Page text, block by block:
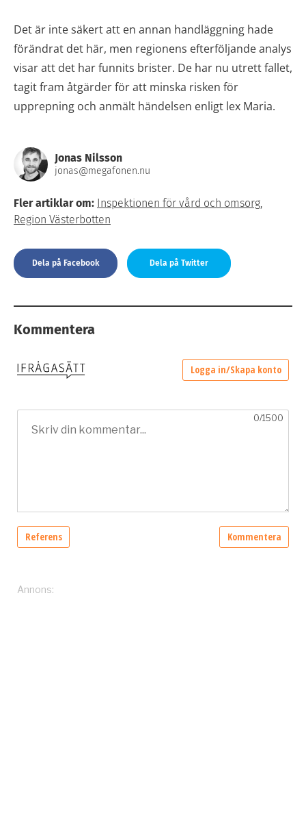
Det är inte säkert att en annan handläggning hade
förändrat det här, men regionens efterföljande analys
visar att det har funnits brister. De har nu utrett fallet,
tagit fram åtgärder för att minska risken för
upprepning och anmält händelsen enligt lex Maria.
Jonas Nilsson
jonas@megafonen.nu
Fler artiklar om: Inspektionen för vård och omsorg,
Region Västerbotten
Dela på Facebook Dela på Twitter
Kommentera